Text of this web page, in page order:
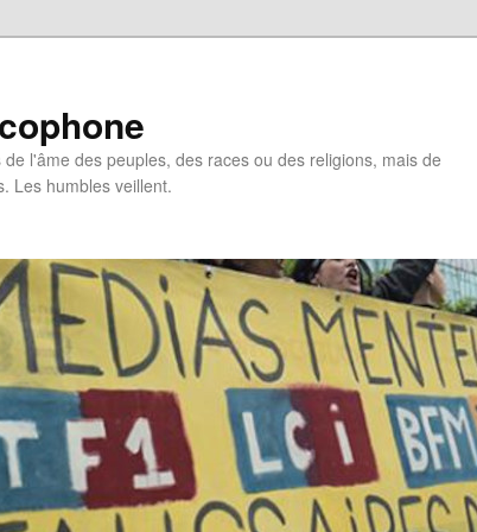
l'âme des peuples, des races ou des religions, mais de
Les humbles veillent.